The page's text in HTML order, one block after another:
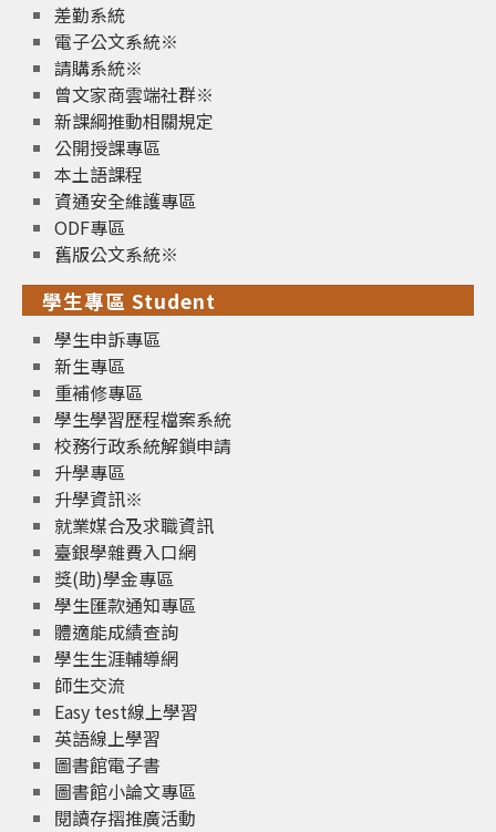
差勤系統
電子公文系統※
請購系統※
曾文家商雲端社群※
新課綱推動相關規定
公開授課專區
本土語課程
資通安全維護專區
ODF專區
舊版公文系統※
學生專區 Student
學生申訴專區
新生專區
重補修專區
學生學習歷程檔案系統
校務行政系統解鎖申請
升學專區
升學資訊※
就業媒合及求職資訊
臺銀學雜費入口網
獎(助)學金專區
學生匯款通知專區
體適能成績查詢
學生生涯輔導網
師生交流
Easy test線上學習
英語線上學習
圖書館電子書
圖書館小論文專區
閱讀存摺推廣活動